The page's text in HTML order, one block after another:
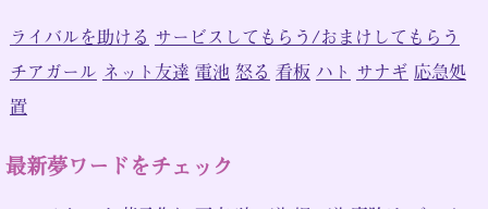
ライバルを助ける サービスしてもらう/おまけしてもらう
チアガール ネット友達 電池 怒る 看板 ハト サナギ 応急処
置
最新夢ワードをチェック